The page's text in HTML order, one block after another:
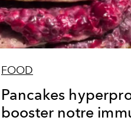
FOOD
Pancakes
booster notre